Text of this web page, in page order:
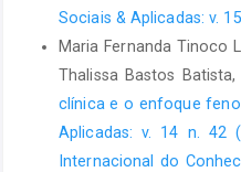
Sociais & Aplicadas: v.
Maria Fernanda Tinoco
Thalissa Bastos
clínica e o enfoque
Aplicadas: v. 14 n. 42
Internacional do